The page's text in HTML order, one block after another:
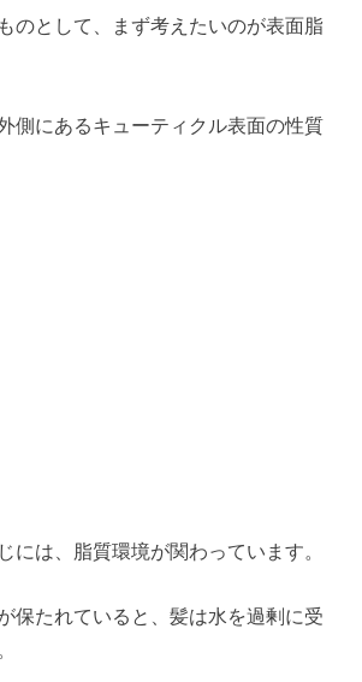
のとして、まず考えたいのが表面脂
側にあるキューティクル表面の性質
には、脂質環境が関わっています。
保たれていると、髪は水を過剰に受